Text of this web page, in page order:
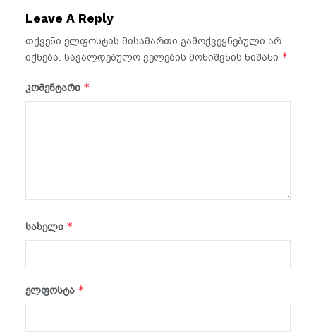
Leave A Reply
თქვენი ელფოსტის მისამართი გამოქვეყნებული არ
იქნება. სავალდებულო ველების მონიშვნის ნიშანი *
კომენტარი *
სახელი *
ელფოსტა *